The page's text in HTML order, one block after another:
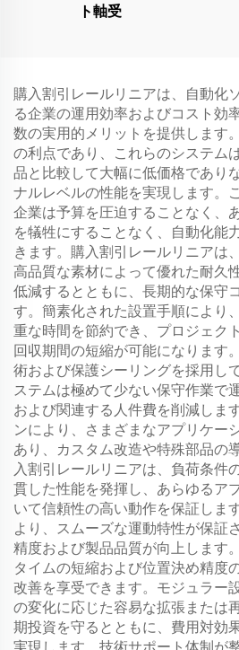
ト軸受
購入割引レールリニアは、自動化
る企業の運用効率およびコスト効
数の実用的メリットを提供します
の利点であり、これらのシステム
品と比較して大幅に低価格であり
ナルレベルの性能を実現します。
企業は予算を圧迫することなく、
を犠牲にすることなく、自動化能
きます。購入割引レールリニアは
高品質な素材によって優れた耐久
低減するとともに、長期的な保守
す。簡素化された設置手順により
重な時間を節約でき、プロジェク
回収期間の短縮が可能になります
術および保護シーリングを採用し
ステムは極めて少ない保守作業で
および関連する人件費を削減しま
ンにより、さまざまなアプリケー
あり、カスタム改造や特殊部品の
入割引レールリニアは、負荷条件
貫した性能を発揮し、あらゆるア
いて信頼性の高い動作を保証しま
より、スムーズな運動特性が保証
精度および製品品質が向上します
タイムの短縮および位置決め精度
改善を享受できます。モジュラー
の変化に応じた容易な拡張または
期投資を守るとともに、費用対効